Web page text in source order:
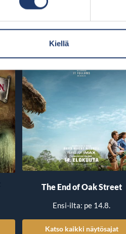
Kiellä
The End of Oak Street
Ensi-ilta: pe 14.8.
Katso kaikki näytösajat